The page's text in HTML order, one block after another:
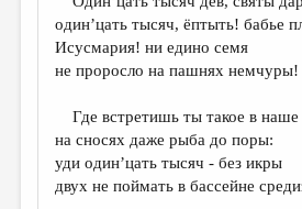
ПРАВИЛА САЙТА
ОТДЕЛЫ И РУБРИКИ
ДАЙДЖЕСТ
ПРОИЗВЕДЕНИЯ
один’цать тысяч, ёптыть! бабье
Исуcмария! ни едино семя
не проросло на пашнях немчуры!
Где встретишь ты такое в наше
на сносях даже рыба до поры:
уди один’цать тысяч - без икры
двух не поймать в бассейне